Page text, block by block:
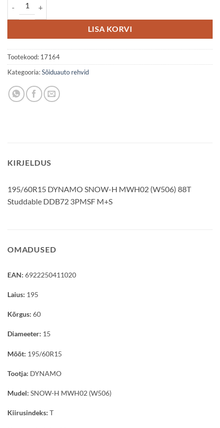
LISA KORVI
Tootekood: 17164
Kategooria:Sõiduauto rehvid
KIRJELDUS
195/60R15 DYNAMO SNOW-H MWH02 (W506) 88T
Studdable DDB72 3PMSF M+S
OMADUSED
EAN: 6922250411020
Laius: 195
Kõrgus: 60
Diameeter: 15
Mõõt: 195/60R15
Tootja: DYNAMO
Mudel: SNOW-H MWH02 (W506)
Kiirusindeks: T